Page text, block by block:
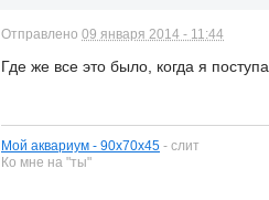
Отправлено 09 января 2014 - 11:44
Где же все это было, когда я
Мой аквариум - 90х70х45 - слит
Ко мне на "ты"